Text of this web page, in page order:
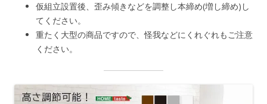
仮組立設置後、歪み傾きなどを調整し本締め(増し締め)し
てください。
重たく大型の商品ですので、怪我などにくれぐれもご注意
ください。